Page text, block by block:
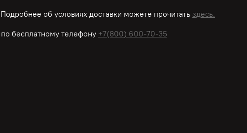
об условиях доставки можете прочитать здесь.
бесплатномутелефону +7(800) 600-70-35